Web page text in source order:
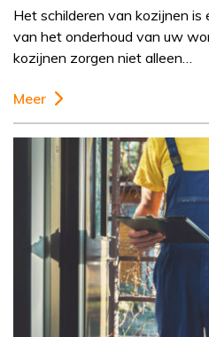
Het schilderen van kozijnen is
van het onderhoud van uw
kozijnen zorgen niet alleen…
Meer